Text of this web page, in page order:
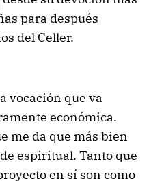
para después
del Celler.
vocación que va
económica.
me da que más bien
espiritual. Tanto que
en sí son como